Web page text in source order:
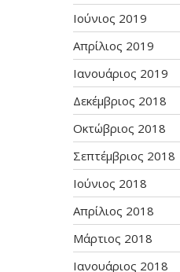
Ιούνιος 2019
Απρίλιος 2019
Ιανουάριος 2019
Δεκέμβριος 2018
Οκτώβριος 2018
Σεπτέμβριος 2018
Ιούνιος 2018
Απρίλιος 2018
Μάρτιος 2018
Ιανουάριος 2018